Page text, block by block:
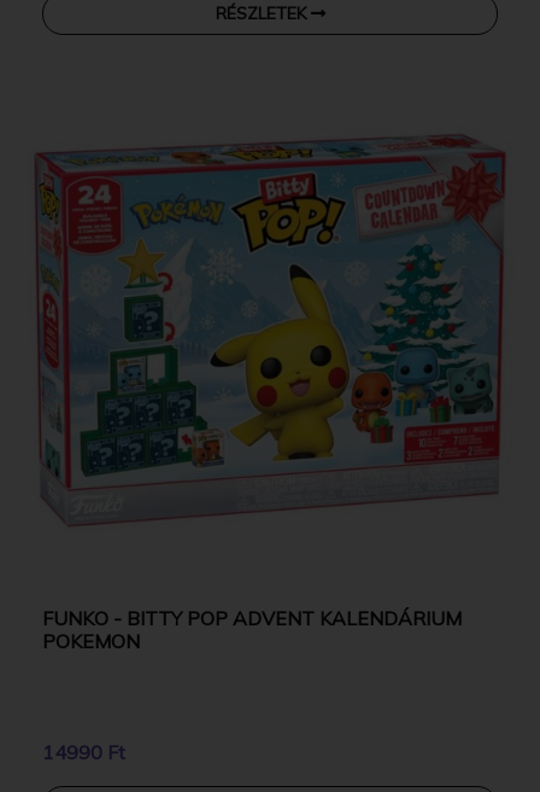
RÉSZLETEK
FUNKO - BITTY POP ADVENT KALENDÁRIUM
POKEMON
14990 Ft